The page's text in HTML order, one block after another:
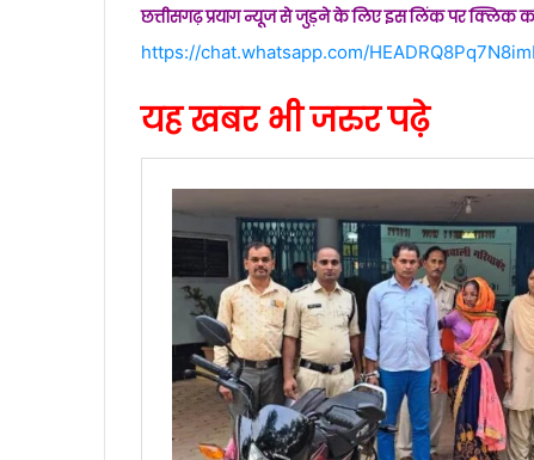
छत्तीसगढ़ प्रयाग न्यूज से जुड़ने के लिए इस लिंक पर क्लिक
https://chat.whatsapp.com/
यह खबर भी जरुर पढ़े